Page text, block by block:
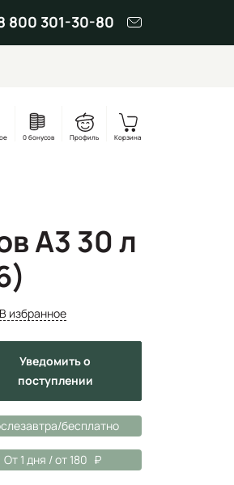
800 301-30-80
0 бонусов Профиль Корзина
А3 30 л
В избранное
Уведомитьо
поступлении
бесплатно
От 1 дня / от 180